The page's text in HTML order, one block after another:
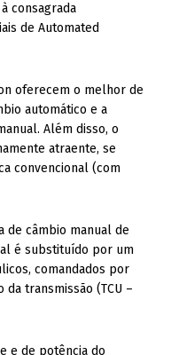
consagrada
de Automated
oferecem o melhor de
automático e a
Além disso, o
atraente, se
convencional (com
de câmbio manual de
é substituído por um
comandados por
transmissão (TCU –
e de potência do